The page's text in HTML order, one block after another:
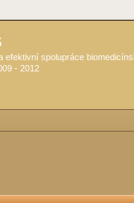
efektivní spolupráce
- 2012